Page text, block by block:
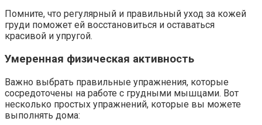
Помните, что регулярный и правильный уход за кожей
груди поможет ей восстановиться и оставаться
красивой и упругой.
Умеренная физическая активность
Важно выбрать правильные упражнения, которые
сосредоточены на работе с грудными мышцами. Вот
несколько простых упражнений, которые вы можете
выполнять дома: